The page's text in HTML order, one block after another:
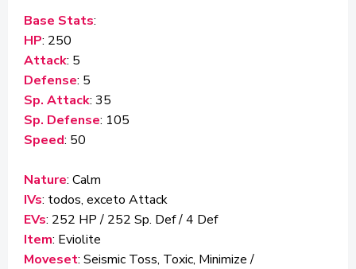
Base Stats:
HP: 250
Attack: 5
Defense: 5
Sp. Attack: 35
Sp. Defense: 105
Speed: 50
Nature: Calm
IVs: todos, exceto Attack
EVs: 252 HP / 252 Sp. Def / 4 Def
Item: Eviolite
Moveset: Seismic Toss, Toxic, Minimize /